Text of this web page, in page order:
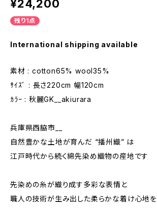
¥24,200
残り1点
International shipping available
素材 : cotton65% wool35%
ｻｲｽﾞ : 長さ220cm 幅120cm
ｶﾗｰ : 秋麗GK__akiurara
兵庫県西脇市__
自然豊かな土地が育んだ “播州織” は
江戸時代から続く綿先染め織物の産地です
先染めの糸が織り成す多彩な表情と
職人の技術が生み出した柔らかな着け心地を